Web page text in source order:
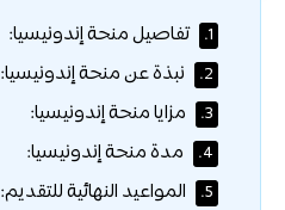
1. تفاصيل منحة إندونيسيا:
2. نبذة عن منحة إندونيسيا:
3. مزايا منحة إندونيسيا:
4. مدة منحة إندونيسيا:
5. المواعيد النهائية للتقديم: